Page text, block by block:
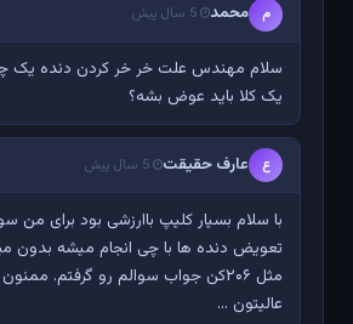
م محمد 5 سال پیش
سلام مهندس علت خر خر کردن دنده یک
یک کلا باید عوض بشه؟
ع عارف حقیقت 5 سال پیش
با سلام بسیار کلیپ باارزشی بود برای من
تعویض دنده ها با چی انجام میشه
مثل ۲۰۶کن جواب سوالم رو گرفتم.
عالیتون ...